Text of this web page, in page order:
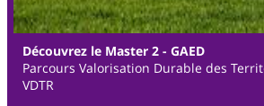
Découvrez le Master 2 - GAED
Parcours Valorisation Durable des
VDTR